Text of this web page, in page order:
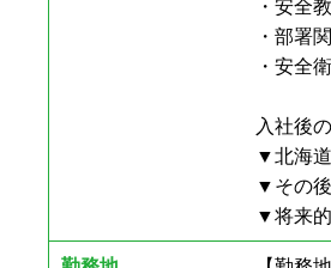
・安全
・部署
・安全
入社後
▼北海
▼その
▼将来